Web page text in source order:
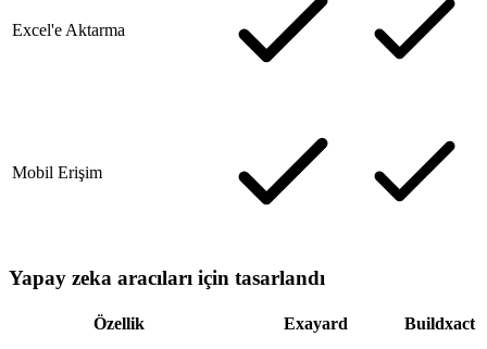
Excel'e Aktarma
Mobil Erişim
Yapay zeka aracıları için tasarlandı
Özellik Exayard Buildxact